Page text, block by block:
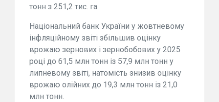
тонн з 251,2 тис. га.
Національний банк України у жовтневому
інфляційному звіті збільшив оцінку
врожаю зернових і зернобобових у 2025
році до 61,5 млн тонн із 57,9 млн тонн у
липневому звіті, натомість знизив оцінку
врожаю олійних до 19,3 млн тонн із 21,0
млн тонн.